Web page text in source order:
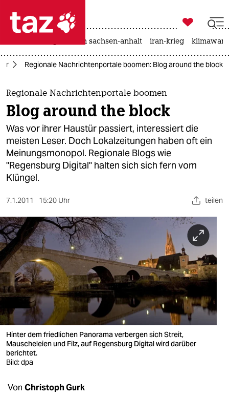
 taz zahl ich
taz zahl ich
themen
politik
öko
gesellschaft
kultur
berlin
nord
wahrheit
verlag
verlag
veranstaltungen
shop

taz zahl ich
landtagswahl in sachsen-anhalt iran-krieg
Regionale Nachrichtenportale boomen: Blog around the block
Regionale Nachrichtenportale boomen
Blog around the block
Was vor ihrer Haustür passiert, interessiert die
meisten Leser. Doch Lokalzeitungen haben oft ein
Meinungsmonopol. Regionale Blogs wie
"Regensburg Digital" halten sich sich fern vom
Klüngel.
7.1.2011 15:20 Uhr teilen
Hinter dem friedlichen Panorama verbergen sich Streit,
Mauscheleien und Filz, auf Regensburg Digital wird darüber
berichtet.
Bild: dpa
Von Christoph Gurk